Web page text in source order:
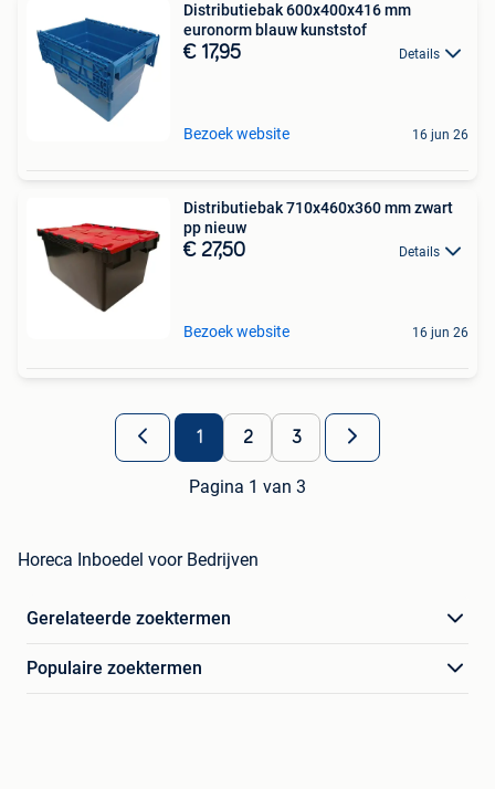
Distributiebak 600x400x416 mm
euronorm blauw kunststof
€ 17,95 Details
Bezoek website 16 jun 26
Distributiebak 710x460x360 mm zwart
pp nieuw
€ 27,50 Details
Bezoek website 16 jun 26
1 2 3
Pagina 1 van 3
Horeca Inboedel voor Bedrijven
Gerelateerde zoektermen
Populaire zoektermen